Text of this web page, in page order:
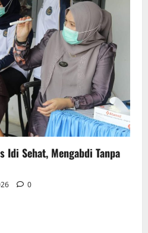
Idi Sehat, Mengabdi Tanpa
0